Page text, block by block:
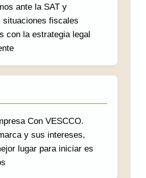
ante la SAT y
situaciones fiscales
con la estrategia legal
Con VESCCO.
y sus intereses,
lugar para iniciar es